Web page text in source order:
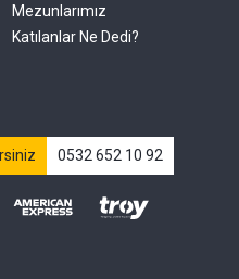
Mezunlarımız
Katılanlar Ne Dedi?
0532 652 10 92